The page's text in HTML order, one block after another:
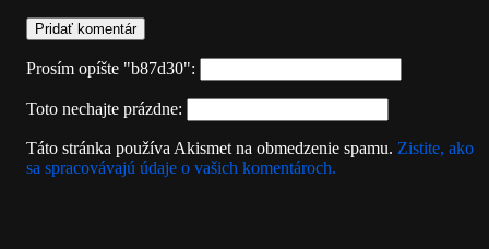
Prosím opíšte "b87d30":
Toto nechajte prázdne:
Táto stránka používa Akismet na obmedzenie spamu. Zistite, ako
sa spracovávajú údaje o vašich komentároch.